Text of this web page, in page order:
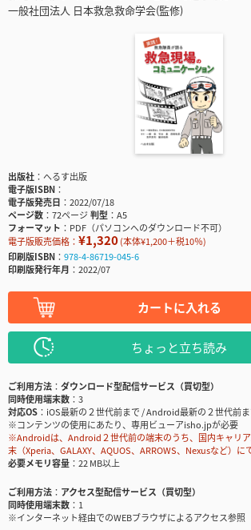
一般社団法人 日本救急救命学会(監修)
出版社
へるす出版
電子版ISBN
電子版発売日
2022/07/18
ページ数
72ページ判型
A5
フォーマット
PDF（パソコンへのダウンロード不可）
電子版販売価格： ¥1,320(本体¥1,200＋税10％)
印刷版ISBN
978-4-86719-045-6
印刷版発行年月
2022/07
カートに入れる
ちょっと立ち読み
ご利用方法
ダウンロード型配信サービス（買切型）
同時使用端末数
3
対応OS
iOS最新の２世代前まで / Android最新の２世代前
※コンテンツの使用にあたり、専用ビューアisho.jpが必要
※Androidは、Android２世代前の端末のうち、国内キャリ
末（Xperia、GALAXY、AQUOS、ARROWS、Nexusなど）
必要メモリ容量
22 MB以上
ご利用方法
アクセス型配信サービス（買切型）
同時使用端末数
1
※インターネット経由でのWEBブラウザによるアクセス参照